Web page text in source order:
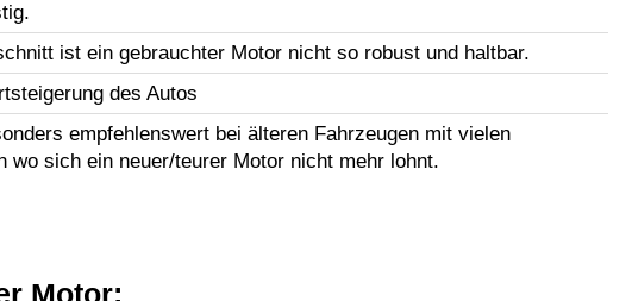
ist ein gebrauchter Motor nicht so robust und haltbar.
des Autos
empfehlenswert bei älteren Fahrzeugen mit vielen
wo sich ein neuer/teurer Motor nicht mehr lohnt.